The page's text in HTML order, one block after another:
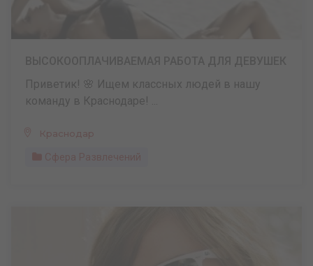
Приветик! 🌸 Ищем классных людей в нашу
команду в Краснодаре! ...
Краснодар
Сфера Развлечений